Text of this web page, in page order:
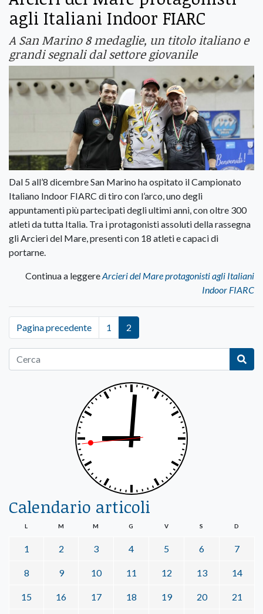
agli Italiani Indoor FIARC
A San Marino 8 medaglie, un titolo italiano e
grandi segnali dal settore giovanile
Dal 5 all’8 dicembre San Marino ha ospitato il Campionato
Italiano Indoor FIARC di tiro con l’arco, uno degli
appuntamenti più partecipati degli ultimi anni, con oltre 300
atleti da tutta Italia. Tra i protagonisti assoluti della rassegna
gli Arcieri del Mare, presenti con 18 atleti e capaci di
portarne.
Continua a leggereArcieri del Mare protagonisti agli Italiani
Indoor FIARC
Pagina precedente 1 2
Calendario articoli
L M M G V S D
1 2 3 4 5 6 7
8 9 10 11 12 13 14
15 16 17 18 19 20 21